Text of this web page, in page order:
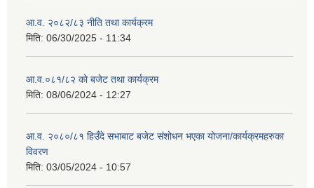
आ.व. २०८२/८३ नीति तथा कार्यक्रम
मिति: 06/30/2025 - 11:34
आ.व.०८१/८२ को बजेट तथा कार्यक्रम
मिति: 08/06/2024 - 12:27
आ.व. २०८०/८१ हिउँदे सभाबाट बजेट संशोधन भएका योजना/कार्यक्रमहरुका
विवरण
मिति: 03/05/2024 - 10:57